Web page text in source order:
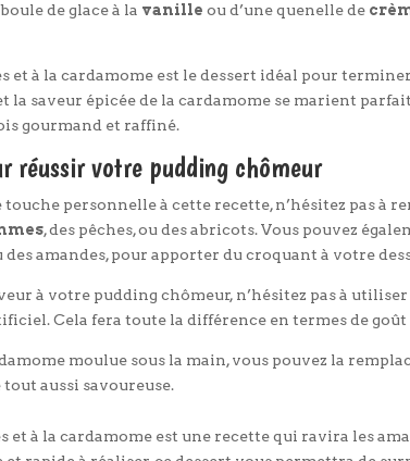
de glace à la vanille ou d’une quenelle de
et à la cardamome est le dessert idéal pour
la saveur épicée de la cardamome se marient
gourmand et raffiné.
réussir votre pudding chômeur
personnelle à cette recette, n’hésitez pas à
, des pêches, ou des abricots. Vous pouvez
des amandes, pour apporter du croquant à votre
à votre pudding chômeur, n’hésitez pas à utiliser
Cela fera toute la différence en termes de
moulue sous la main, vous pouvez la
aussi savoureuse.
et à la cardamome est une recette qui ravira les